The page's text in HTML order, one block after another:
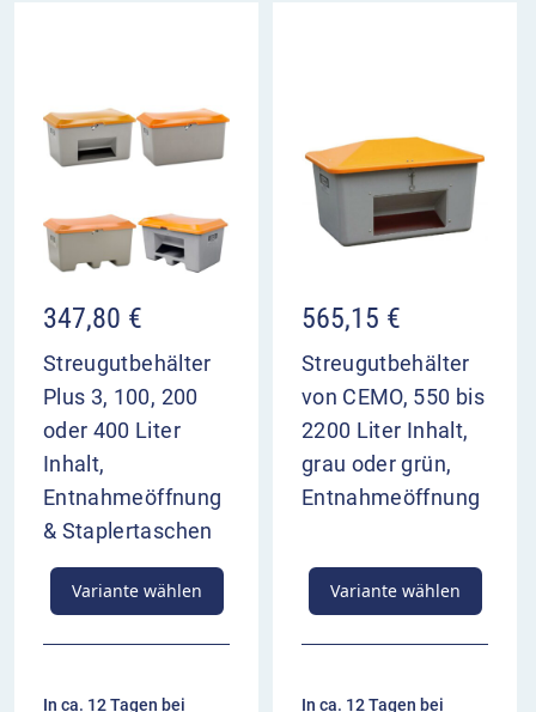
347,80 €
Streugutbehälter
Plus 3, 100, 200
oder 400 Liter
Inhalt,
Entnahmeöffnung
& Staplertaschen
Variante wählen
In ca. 12 Tagen bei
565,15 €
Streugutbehälter
von CEMO, 550 bis
2200 Liter Inhalt,
grau oder grün,
Entnahmeöffnung
Variante wählen
In ca. 12 Tagen bei